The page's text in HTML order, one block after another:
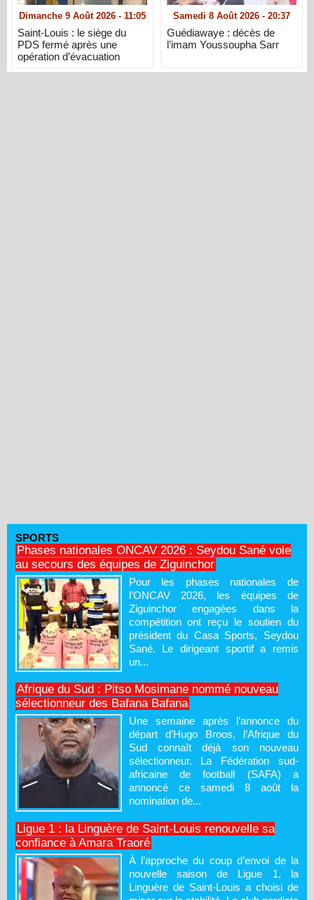
Dimanche 9 Août 2026 - 11:05
Saint-Louis : le siège du
PDS fermé après une
opération d’évacuation
Samedi 8 Août 2026 - 20:37
Guédiawaye : décès de
l’imam Youssoupha Sarr
SPORTS
Phases nationales ONCAV 2026 : Seydou Sané vole
au secours des équipes de Ziguinchor
Pour les phases nationales de
l’ONCAV 2026, les équipes de
Ziguinchor engagées dans la
compétition ont reçu le soutien du
président du Casa Sports, Seydou
Sané. Le dirigeant sportif a remis
un...
Afrique du Sud : Pitso Mosimane nommé nouveau
sélectionneur des Bafana Bafana
Une semaine après l’annonce du
départ d’Hugo Broos, l’Afrique du
Sud connaît déjà son nouveau
sélectionneur. La Fédération sud-
africaine de football (SAFA) a
annoncé ce samedi 8 août la
nomination de...
Ligue 1 : la Linguère de Saint-Louis renouvelle sa
confiance à Amara Traoré
À l’approche du coup d’envoi de la
nouvelle saison de Ligue 1, la
Linguère de Saint-Louis a choisi de